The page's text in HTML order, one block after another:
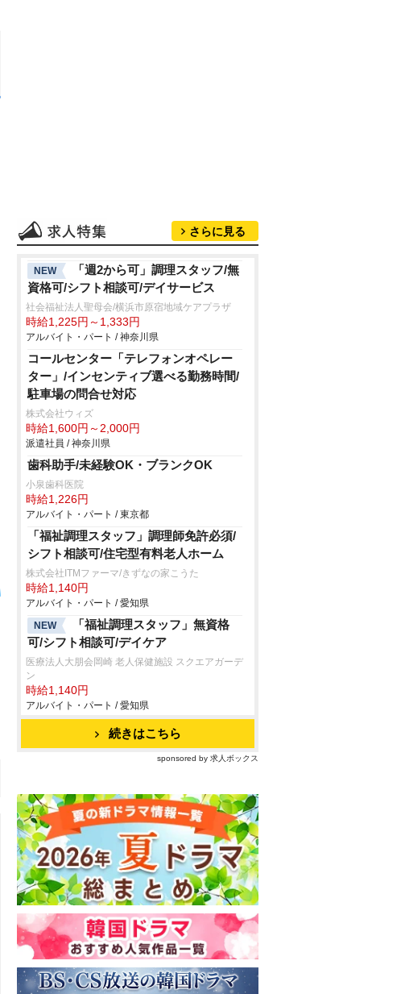
さらに見る
NEW
「週2から可」調理スタッフ/無
資格可/シフト相談可/デイサービス
社会福祉法人聖母会/横浜市原宿地域ケアプラザ
時給1,225円～1,333円
アルバイト・パート / 神奈川県
コールセンター「テレフォンオペレー
ター」/インセンティブ選べる勤務時間/
駐車場の問合せ対応
株式会社ウィズ
時給1,600円～2,000円
派遣社員 / 神奈川県
歯科助手/未経験OK・ブランクOK
小泉歯科医院
時給1,226円
アルバイト・パート / 東京都
「福祉調理スタッフ」調理師免許必須/
シフト相談可/住宅型有料老人ホーム
株式会社ITMファーマ/きずなの家こうた
時給1,140円
アルバイト・パート / 愛知県
NEW
「福祉調理スタッフ」無資格
可/シフト相談可/デイケア
医療法人大朋会岡崎 老人保健施設 スクエアガーデ
ン
時給1,140円
アルバイト・パート / 愛知県
続きはこちら
sponsored by 求人ボックス